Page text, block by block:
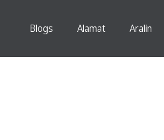
Blogs Alamat Aralin